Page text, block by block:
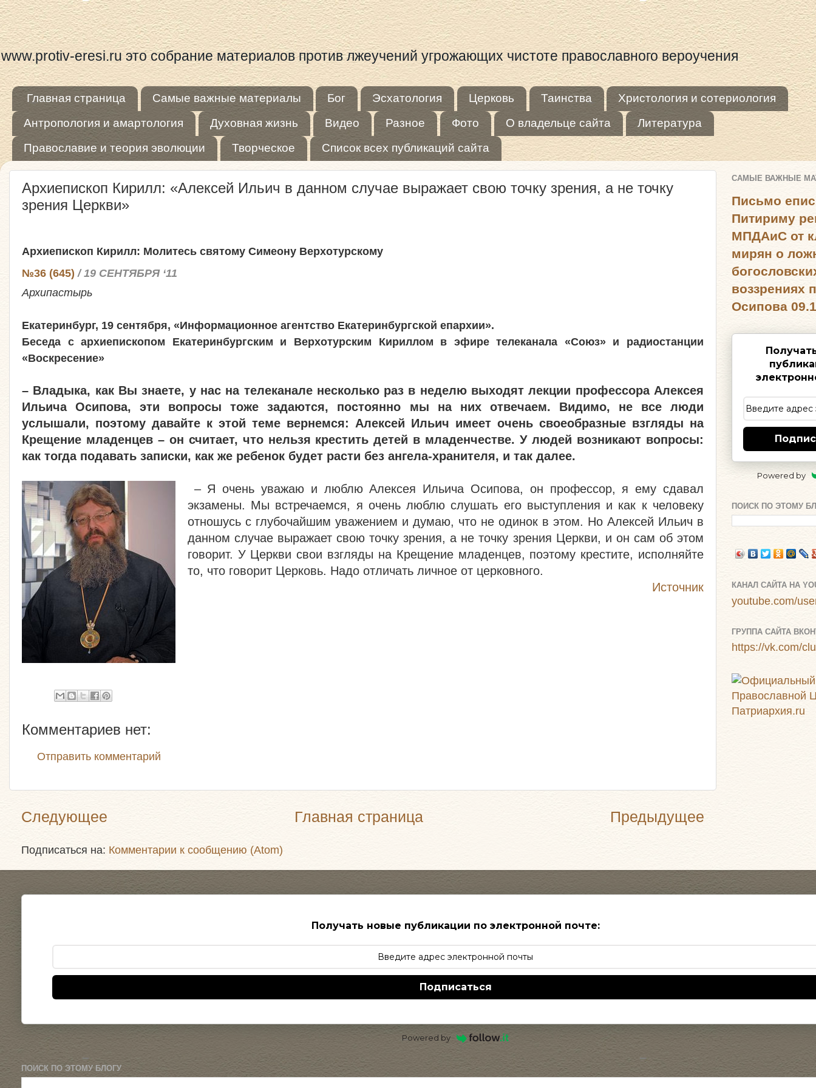
www.protiv-eresi.ru это собрание материалов против лжеучений угрожающих чистоте православного вероучения
Главная страница Самые важные материалы Бог Эсхатология Церковь Таинства
Христология и сотериология
Антропология и амартология
Духовная жизнь Видео Разное Фото О владельце сайта
Литература
Православие и теория эволюции
Творческое Список всех публикаций сайта
Архиепископ Кирилл: «Алексей Ильич в данном случае выражает свою точку зрения, а не точку
зрения Церкви»
Архиепископ Кирилл: Молитесь святому Симеону Верхотурскому
№36 (645) / 19 СЕНТЯБРЯ ‘11
Архипастырь
Екатеринбург, 19 сентября, «Информационное агентство Екатеринбургской епархии».
Беседа с архиепископом Екатеринбургским и Верхотурским Кириллом в эфире телеканала «Союз» и радиостанции
«Воскресение»
– Владыка, как Вы знаете, у нас на телеканале несколько раз в неделю выходят лекции профессора Алексея
Ильича Осипова, эти вопросы тоже задаются, постоянно мы на них отвечаем. Видимо, не все люди
услышали, поэтому давайте к этой теме вернемся: Алексей Ильич имеет очень своеобразные взгляды на
Крещение младенцев – он считает, что нельзя крестить детей в младенчестве. У людей возникают вопросы:
как тогда подавать записки, как же ребенок будет расти без ангела-хранителя, и так далее.
– Я очень уважаю и люблю Алексея Ильича Осипова, он профессор, я ему сдавал
экзамены. Мы встречаемся, я очень люблю слушать его выступления и как к человеку
отношусь с глубочайшим уважением и думаю, что не одинок в этом. Но Алексей Ильич в
данном случае выражает свою точку зрения, а не точку зрения Церкви, и он сам об этом
говорит. У Церкви свои взгляды на Крещение младенцев, поэтому крестите, исполняйте
то, что говорит Церковь. Надо отличать личное от церковного.
Источник
Комментариев нет:
Отправить комментарий
Следующее Предыдущее
Главная страница
Подписаться на: Комментарии к сообщению (Atom)
САМЫЕ ВАЖНЫЕ
Письмо
Питириму
МПДАиС от
мирян о
воззрениях
Осипова
Powered by
ПОИСК ПО ЭТОМУ
КАНАЛ САЙТА НА
youtube.com/
ГРУППА САЙТА
https://vk.com/
Получать новые публикации по электронной почте:
Подписаться
Powered by
ПОИСК ПО ЭТОМУ БЛОГУ